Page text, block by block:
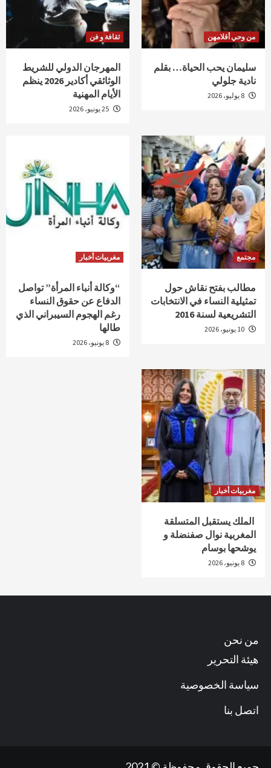
من وحي أقلامهن
سليمان يحب الحياة… بقلم
نادية جلولي
ثقافة و فن
المهرجان الدولي للشريط
الوثائقي أكادير 2026 ينظم
الأيام المهنية
مجتمع
مطالب بفتح نقاش حول
تمثيلية النساء في الانتخابات
التشريعية لسنة 2016
مغربيات أخبار
“وكالة أنباء المرأة” تواصل
الدفاع عن حقوق النساء
رغم الهجوم السيبراني الذي
طالها
مغربيات أخبار
الملك يستقبل المتسلقة
المغربية نوال صفنضلة و
يوشحها بوسام
من نحن
هيئة التحرير
سياسة الخصوصية
اتصل بنا